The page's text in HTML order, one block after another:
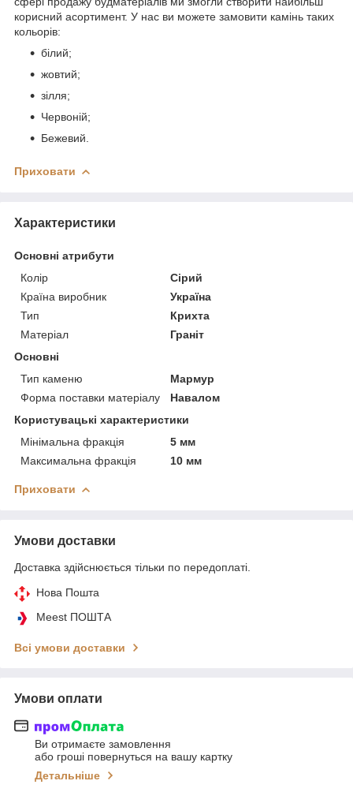
корисний асортимент. У нас ви можете замовити камінь таких
кольорів:
білий;
жовтий;
зілля;
Червоній;
Бежевий.
Приховати
Характеристики
Основні атрибути
Колір
Сірий
Країна виробник
Україна
Тип
Крихта
Матеріал
Граніт
Основні
Тип каменю
Мармур
Форма поставки матеріалу
Навалом
Користувацькі характеристики
Мінімальна фракція
5 мм
Максимальна фракція
10 мм
Приховати
Умови доставки
Доставка здійснюється тільки по передоплаті.
Нова Пошта
Meest ПОШТА
Всі умови доставки
Умови оплати
Ви отримаєте замовлення
або гроші повернуться на вашу картку
Детальніше